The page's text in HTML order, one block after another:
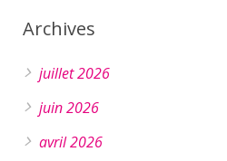
Archives
juillet 2026
juin 2026
avril 2026